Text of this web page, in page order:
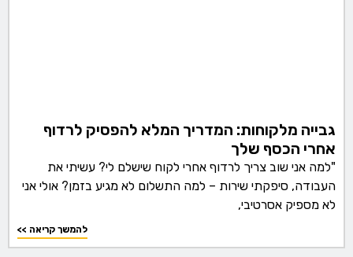
גבייה מלקוחות: המדריך המלא להפסיק לרדוף
אחרי הכסף שלך
"למה אני שוב צריך לרדוף אחרי לקוח שישלם לי? עשיתי את
העבודה, סיפקתי שירות – למה התשלום לא מגיע בזמן? אולי אני
לא מספיק אסרטיבי,
<< להמשך קריאה